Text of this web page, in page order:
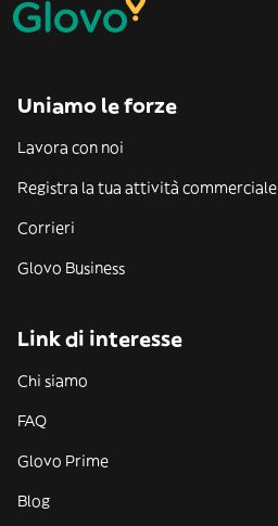
Uniamo le forze
Lavora con noi
Registra la tua attività commerciale
Corrieri
Glovo Business
Link di interesse
Chi siamo
FAQ
Glovo Prime
Blog